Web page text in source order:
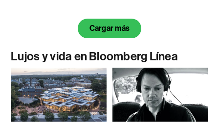
Cargar más
Lujos y vida en Bloomberg Línea